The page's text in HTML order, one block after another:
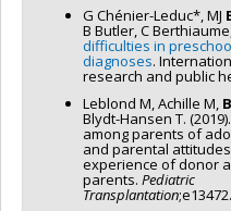
G Chénier-Leduc*, MJ
B Butler, C
difficulties in
diagnoses.
research and public
Leblond M, Achille M,
Blydt-Hansen T.
among parents of
and parental
experience of donor
parents. Pediatric
Transplantation;e13472.